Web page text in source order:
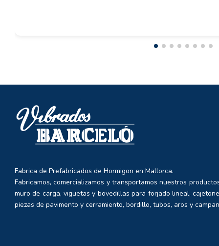
Fabrica de Prefabricados de Hormigon en Mallorca.
Fabricamos, comercializamos y transportamos nuestros
muro de carga, viguetas y bovedillas para forjado lineal,
piezas de pavimento y cerramiento, bordillo, tubos, aros y